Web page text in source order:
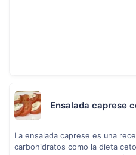
Ensalada caprese
La ensalada caprese es una
carbohidratos como la dieta